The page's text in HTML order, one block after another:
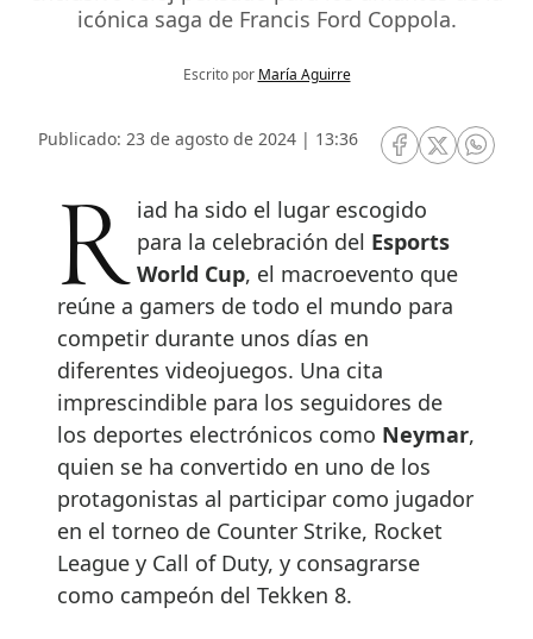
icónica saga de Francis Ford Coppola.
Escrito por María Aguirre
Publicado: 23 de agosto de 2024 | 13:36
RRSS Facebook
RRSSRRSS
Riad ha sido el lugar escogido para la celebración del Esports
World Cup, el macroevento que
reúne a gamers de todo el mundo para
competir durante unos días en
diferentes videojuegos. Una cita
imprescindible para los seguidores de
los deportes electrónicos como Neymar,
quien se ha convertido en uno de los
protagonistas al participar como jugador
en el torneo de Counter Strike, Rocket
League y Call of Duty, y consagrarse
como campeón del Tekken 8.